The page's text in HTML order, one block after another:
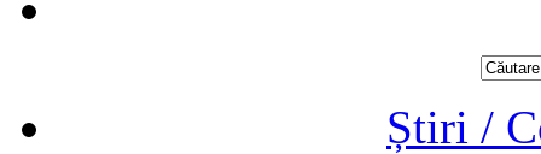
Știri /